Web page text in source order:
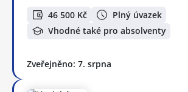
46 500 Kč
Plný úvazek
Vhodné také pro absolventy
Zveřejněno: 7. srpna